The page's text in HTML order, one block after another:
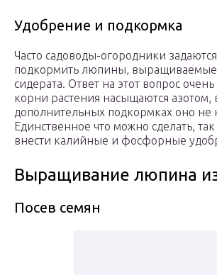
Удобрение и подкормка
Часто садоводы-огородники
подкормить люпины, выращиваемые
сидерата. Ответ на этот вопрос очень
корни растения насыщаются азотом,
дополнительных подкормках оно не
Единственное что можно сделать,
внести калийные и фосфорные
Выращивание люпина
Посев семян